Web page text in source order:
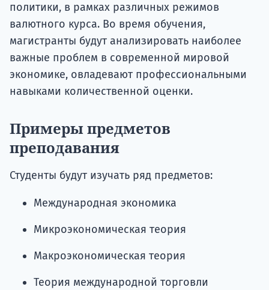
политики, в рамках различных режимов
валютного курса. Во время обучения,
магистранты будут анализировать наиболее
важные проблем в современной мировой
экономике, овладевают профессиональными
навыками количественной оценки.
Примеры предметов
преподавания
Студенты будут изучать ряд предметов:
Международная экономика
Микроэкономическая теория
Макроэкономическая теория
Теория международной торговли